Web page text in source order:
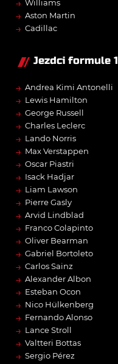
→ Williams
→ Aston Martin
→ Cadillac
Jezdci formule 1
→ Andrea Kimi Antonelli
→ Lewis Hamilton
→ George Russell
→ Charles Leclerc
→ Lando Norris
→ Max Verstappen
→ Oscar Piastri
→ Isack Hadjar
→ Liam Lawson
→ Pierre Gasly
→ Arvid Lindblad
→ Franco Colapinto
→ Oliver Bearman
→ Gabriel Bortoleto
→ Carlos Sainz
→ Alexander Albon
→ Esteban Ocon
→ Nico Hülkenberg
→ Fernando Alonso
→ Lance Stroll
→ Valtteri Bottas
→ Sergio Pérez